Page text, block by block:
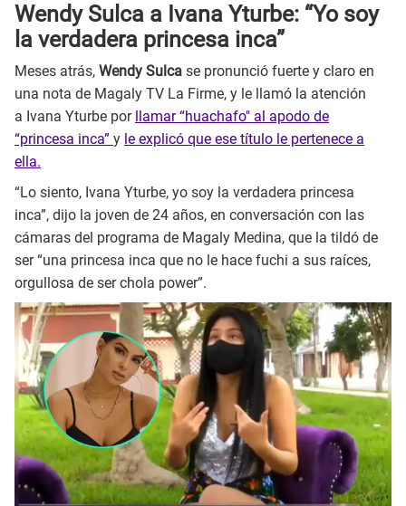
Wendy Sulca a Ivana Yturbe: “Yo soy
la verdadera princesa inca”
Meses atrás, Wendy Sulca se pronunció fuerte y claro en
una nota de Magaly TV La Firme, y le llamó la atención
a Ivana Yturbe por llamar “huachafo" al apodo de
“princesa inca” y le explicó que ese título le pertenece a
ella.
“Lo siento, Ivana Yturbe, yo soy la verdadera princesa
inca”, dijo la joven de 24 años, en conversación con las
cámaras del programa de Magaly Medina, que la tildó de
ser “una princesa inca que no le hace fuchi a sus raíces,
orgullosa de ser chola power”.